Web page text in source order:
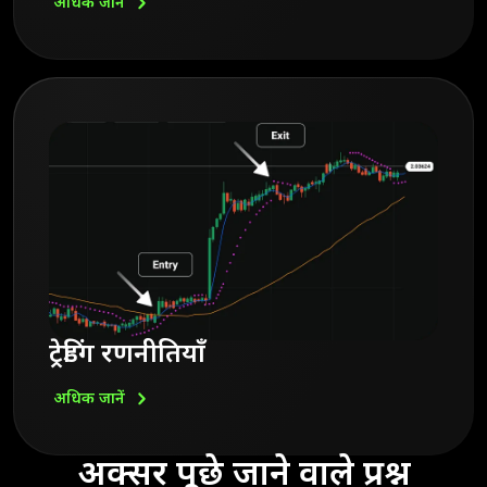
ट्रेडिंग रणनीतियाँ
अधिक जानें
अक्सर पूछे जाने वाले प्रश्न